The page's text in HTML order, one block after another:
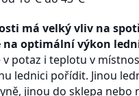
má velký vliv na
optimální výkon
potaz i teplotu v
lednici pořídit. Jinou
jinou do sklepa nebo